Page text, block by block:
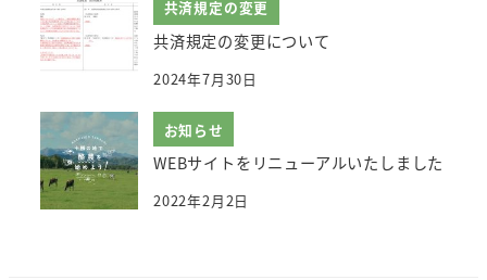
共済規定の変更
共済規定の変更について
2024年7月30日
お知らせ
WEBサイトをリニューアルいたしました
2022年2月2日